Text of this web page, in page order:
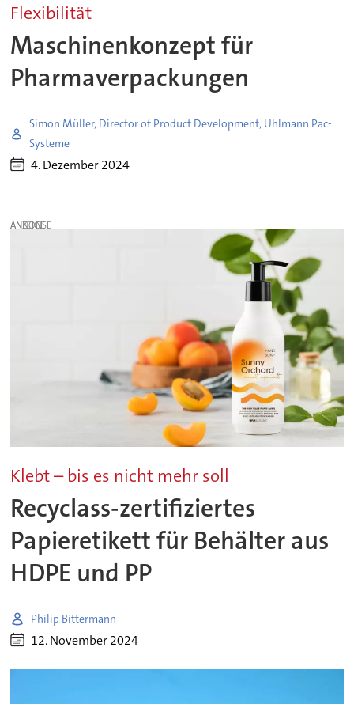
Flexibilität
Maschinenkonzept für
Pharmaverpackungen
Simon Müller, Director of Product Development, Uhlmann Pac-
Systeme
4. Dezember 2024
ANZEIGE
Klebt – bis es nicht mehr soll
Recyclass-zertifiziertes
Papieretikett für Behälter aus
HDPE und PP
Philip Bittermann
12. November 2024